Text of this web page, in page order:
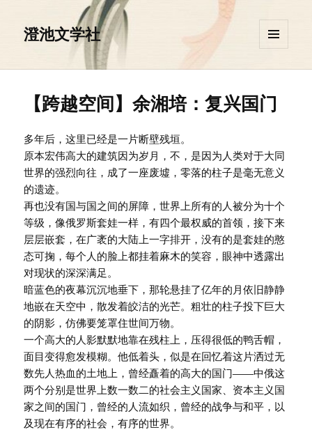
澄池文学社
挂件
【跨越空间】余湘培：复兴国门
多年后，这里已经是一片断壁残垣。
原本宏伟高大的建筑因为岁月，不，是因为人类对于大同
世界的强烈向往，成了一座废墟，零落的柱子是毫无意义
的遗迹。
再也没有国与国之间的屏障，世界上所有的人被分为十个
等级，像俄罗斯套娃一样，有四个最权威的首领，接下来
层层嵌套，在广袤的大陆上一字排开，没有的是套娃的憨
态可掬，每个人的脸上都挂着麻木的笑容，眼神中透露出
对现状的深深满足。
暗蓝色的夜幕沉沉地垂下，那轮悬挂了亿年的月依旧静静
地嵌在天空中，散发着皎洁的光芒。粗壮的柱子投下巨大
的阴影，仿佛要笼罩住世间万物。
一个高大的人影默默地靠在残柱上，压得很低的鸭舌帽，
面目变得愈发模糊。他低着头，似是在回忆着这片洒过无
数先人热血的土地上，曾经矗着的高大的国门——中俄这
两个分别是世界上数一数二的社会主义国家、资本主义国
家之间的国门，曾经的人流如织，曾经的战争与和平，以
及现在有序的社会，有序的世界。